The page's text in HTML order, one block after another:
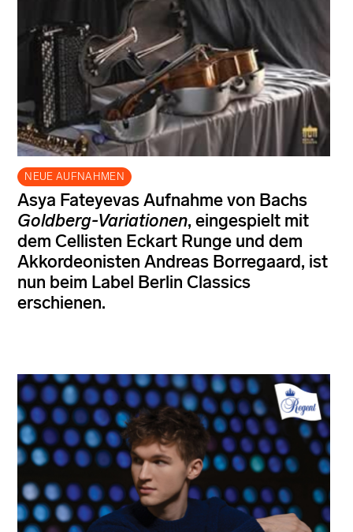
NEUE AUFNAHMEN
Asya Fateyevas Aufnahme von Bachs
Goldberg-Variationen, eingespielt mit
dem Cellisten Eckart Runge und dem
Akkordeonisten Andreas Borregaard, ist
nun beim Label Berlin Classics
erschienen.